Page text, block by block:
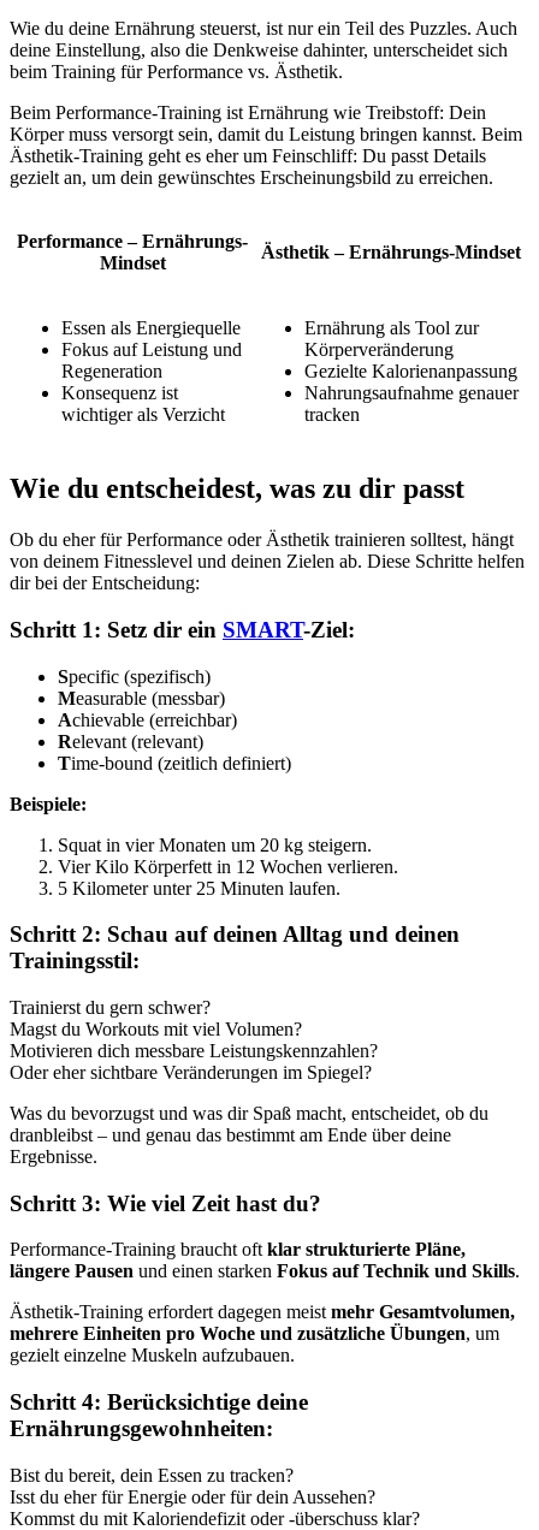
Wie du deine Ernährung steuerst, ist nur ein Teil des Puzzles. Auch
deine Einstellung, also die Denkweise dahinter, unterscheidet sich
beim Training für Performance vs. Ästhetik.
Beim Performance-Training ist Ernährung wie Treibstoff: Dein
Körper muss versorgt sein, damit du Leistung bringen kannst. Beim
Ästhetik-Training geht es eher um Feinschliff: Du passt Details
gezielt an, um dein gewünschtes Erscheinungsbild zu erreichen.
Performance – Ernährungs-
Mindset
Ästhetik – Ernährungs-Mindset
Essen als Energiequelle
Fokus auf Leistung und
Regeneration
Konsequenz ist
wichtiger als Verzicht
Ernährung als Tool zur
Körperveränderung
Gezielte Kalorienanpassung
Nahrungsaufnahme genauer
tracken
Wie du entscheidest, was zu dir passt
Ob du eher für Performance oder Ästhetik trainieren solltest, hängt
von deinem Fitnesslevel und deinen Zielen ab. Diese Schritte helfen
dir bei der Entscheidung:
Schritt 1: Setz dir ein SMART-Ziel:
Specific (spezifisch)
Measurable (messbar)
Achievable (erreichbar)
Relevant (relevant)
Time-bound (zeitlich definiert)
Beispiele:
Squat in vier Monaten um 20 kg steigern.
Vier Kilo Körperfett in 12 Wochen verlieren.
5 Kilometer unter 25 Minuten laufen.
Schritt 2: Schau auf deinen Alltag und deinen
Trainingsstil:
Trainierst du gern schwer?
Magst du Workouts mit viel Volumen?
Motivieren dich messbare Leistungskennzahlen?
Oder eher sichtbare Veränderungen im Spiegel?
Was du bevorzugst und was dir Spaß macht, entscheidet, ob du
dranbleibst – und genau das bestimmt am Ende über deine
Ergebnisse.
Schritt 3: Wie viel Zeit hast du?
Performance-Training braucht oft klar strukturierte Pläne,
längere Pausen und einen starken Fokus auf Technik und Skills.
Ästhetik-Training erfordert dagegen meist mehr Gesamtvolumen,
mehrere Einheiten pro Woche und zusätzliche Übungen, um
gezielt einzelne Muskeln aufzubauen.
Schritt 4: Berücksichtige deine
Ernährungsgewohnheiten:
Bist du bereit, dein Essen zu tracken?
Isst du eher für Energie oder für dein Aussehen?
Kommst du mit Kaloriendefizit oder -überschuss klar?